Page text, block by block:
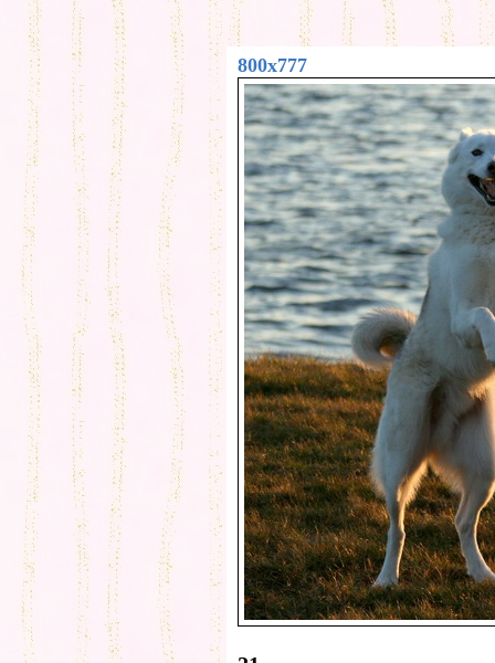
800x777